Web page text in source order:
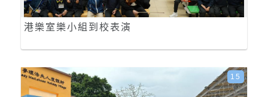
港樂室樂小組到校表演
15